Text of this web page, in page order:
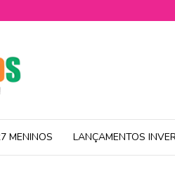
MENINOS LANÇAMENTOS